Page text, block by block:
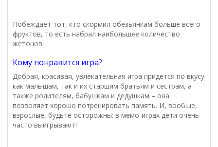
Побеждает тот, кто скормил обезьянкам больше всего
фруктов, то есть набрал наибольшее количество
жетонов.
Кому понравится игра?
Добрая, красивая, увлекательная игра придется по вкусу
как малышам, так и их старшим братьям и сестрам, а
также родителям, бабушкам и дедушкам – она
позволяет хорошо потренировать память. И, вообще,
взрослые, будьте осторожны: в мемо-играх дети очень
часто выигрывают!